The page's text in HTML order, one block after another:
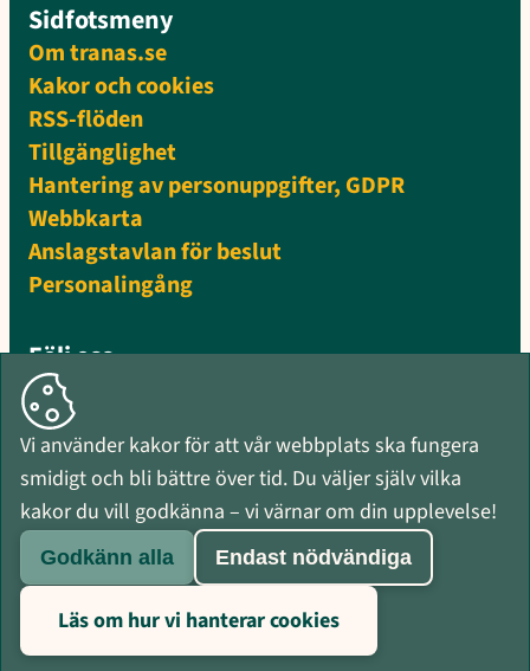
Sidfotsmeny
Om tranas.se
Kakor och cookies
RSS-flöden
Tillgänglighet
Hantering av personuppgifter, GDPR
Webbkarta
Anslagstavlan för beslut
Personalingång
Följ oss
Facebook
Instagram
Mynewsdesk
RSS-flöden
Vi använder kakor för att vår webbplats ska fungera
smidigt och bli bättre över tid. Du väljer själv vilka
kakor du vill godkänna – vi värnar om din upplevelse!
Godkänn alla Endast nödvändiga
Läs om hur vi hanterar cookies